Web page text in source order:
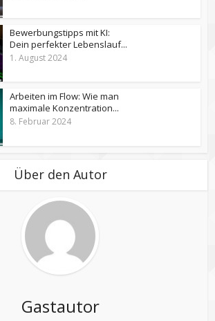
Bewerbungstipps mit KI:
Dein perfekter Lebenslauf...
1. August 2024
Arbeiten im Flow: Wie man
maximale Konzentration...
8. Februar 2024
Über den Autor
Gastautor